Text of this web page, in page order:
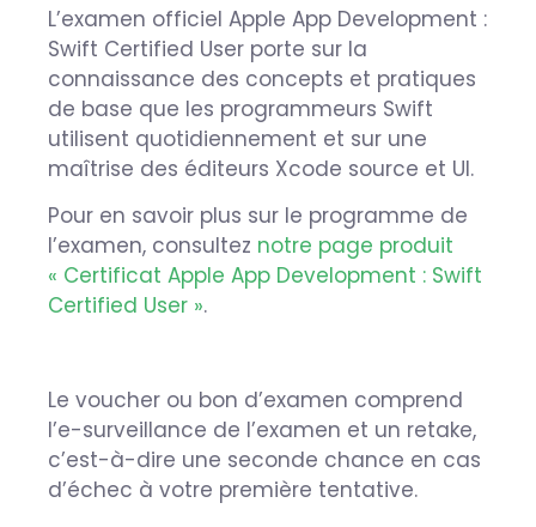
L’examen officiel Apple App Development :
Swift Certified User porte sur la
connaissance des concepts et pratiques
de base que les programmeurs Swift
utilisent quotidiennement et sur une
maîtrise des éditeurs Xcode source et UI.
Pour en savoir plus sur le programme de
l’examen, consultez notre page produit
« Certificat Apple App Development : Swift
Certified User ».
Le voucher ou bon d’examen comprend
l’e-surveillance de l’examen et un retake,
c’est-à-dire une seconde chance en cas
d’échec à votre première tentative.